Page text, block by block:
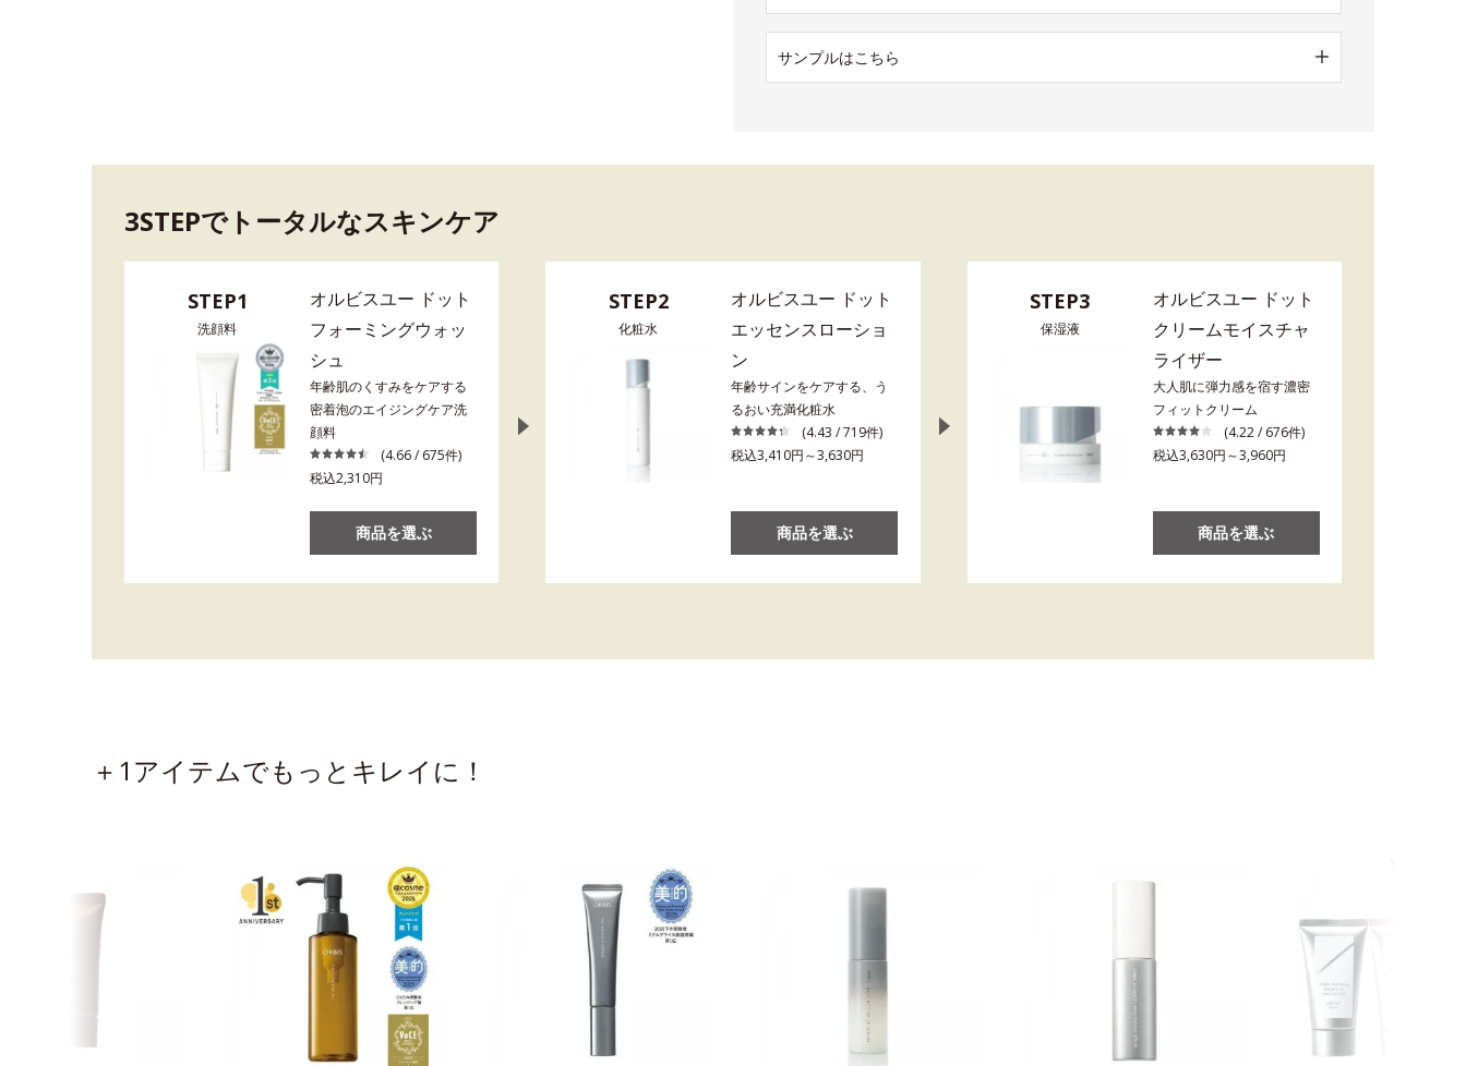
サンプルはこちら
3STEPでトータルなスキンケア
STEP1
洗顔料
オルビスユー ドット
フォーミングウォッ
シュ
年齢肌のくすみをケアする
密着泡のエイジングケア洗
顔料
(4.66 / 675件)
税込2,310円
商品を選ぶ
STEP2
化粧水
オルビスユー ドット
エッセンスローショ
ン
年齢サインをケアする、う
るおい充満化粧水
(4.43 / 719件)
税込3,410円～3,630円
商品を選ぶ
STEP3
保湿液
オルビスユー ドット
クリームモイスチャ
ライザー
大人肌に弾力感を宿す濃密
フィットクリーム
(4.22 / 676件)
税込3,630円～3,960円
商品を選ぶ
＋1アイテムでもっとキレイに！